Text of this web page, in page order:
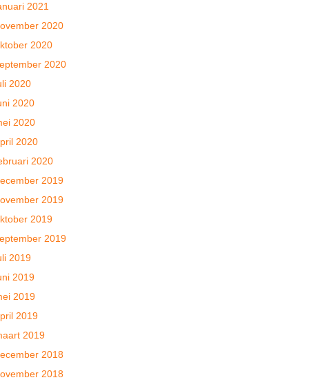
2021
2020
2020
2020
2020
2020
2020
2020
2020
2019
2019
2019
2019
2019
2019
2019
2019
2019
2018
2018